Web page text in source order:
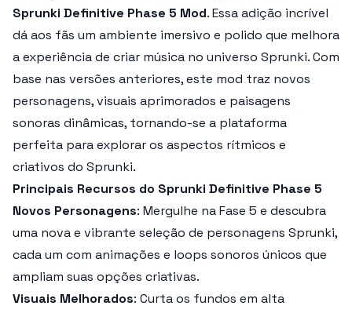
Sprunki Definitive Phase 5 Mod. Essa adição incrível
dá aos fãs um ambiente imersivo e polido que melhora
a experiência de criar música no universo Sprunki. Com
base nas versões anteriores, este mod traz novos
personagens, visuais aprimorados e paisagens
sonoras dinâmicas, tornando-se a plataforma
perfeita para explorar os aspectos rítmicos e
criativos do Sprunki.
Principais Recursos do Sprunki Definitive Phase 5
Novos Personagens: Mergulhe na Fase 5 e descubra
uma nova e vibrante seleção de personagens Sprunki,
cada um com animações e loops sonoros únicos que
ampliam suas opções criativas.
Visuais Melhorados: Curta os fundos em alta